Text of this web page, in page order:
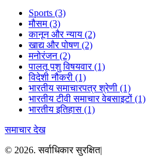
Sports (3)
मौसम(3)
कानून और न्याय (2)
खाद्य और पोषण (2)
मनोरंजन(2)
पालतू पशु विषयवार(1)
विदेशी नौकरी (1)
भारतीय समाचारपत्र श्रेणी (1)
भारतीय टीवी समाचार वेबसाइटों (1)
भारतीय इतिहास (1)
समाचार देख
© 2026. सर्वाधिकार सुरक्षित|